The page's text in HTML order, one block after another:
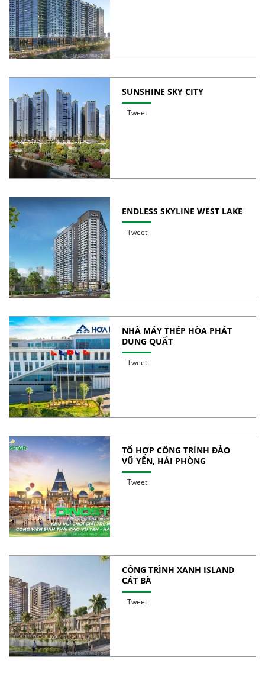
SUNSHINE SKY CITY
Tweet
ENDLESS SKYLINE WEST LAKE
Tweet
NHÀ MÁY THÉP HÒA PHÁT
DUNG QUẤT
Tweet
TỔ HỢP CÔNG TRÌNH ĐẢO
VŨ YÊN, HẢI PHÒNG
Tweet
CÔNG TRÌNH XANH ISLAND
CÁT BÀ
Tweet